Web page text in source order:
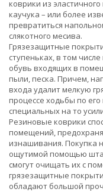
коврики из
каучука – или более
превратиться
слякотного месива.
Грязезащитные
ступеньках, в том
обувь входящих в
пыли, песка. Причем,
входа удалит мелкую
процессе ходьбы по
специальных на то
Резиновые коврики
помещений,
изнашивания. Покупка
ощутимой помощью
смогут очищать их с
грязезащитные
обладают большой